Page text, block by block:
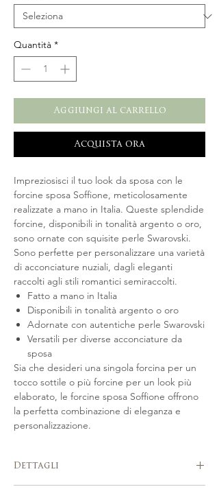
Quantità *
Aggiungi al carrello
Acquista ora
Impreziosisci il tuo look da sposa con le
forcine sposa Soffione, meticolosamente
realizzate a mano in Italia. Queste splendide
forcine, disponibili in tonalità argento o oro,
sono ornate con squisite perle Swarovski.
Sono perfette per personalizzare una varietà
di acconciature nuziali, dagli eleganti
raccolti agli stili romantici semiraccolti.
Fatto a mano in Italia
Disponibili in tonalità argento o oro
Adornate con autentiche perle Swarovski
Versatili per diverse acconciature da
sposa
Sia che desideri una singola forcina per un
tocco sottile o più forcine per un look più
elaborato, le forcine sposa Soffione offrono
la perfetta combinazione di eleganza e
personalizzazione.
Dettagli